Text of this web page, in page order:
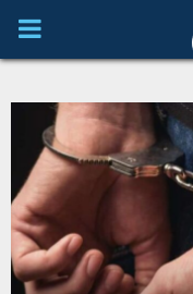
P
M
A